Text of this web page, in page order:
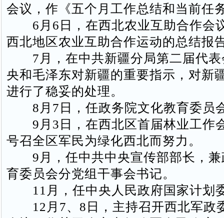
会议，作《五个月工作总结和当前任
6月6日，在西北农业互助合作会
西北地区农业互助合作运动的总结报
7月，在中共新疆分局第二届代表
央和毛泽东对新疆的重要指示，对新
进行了稳妥的处理。
8月7日，任政务院文化教育委员
9月3日，在西北区首届林业工作
号召全区军民为绿化西北而努力。
9月，任中共中央宣传部部长，兼
育委员会分党组干事会书记。
11月，任中央人民政府国家计划
12月7、8日，主持召开西北军政